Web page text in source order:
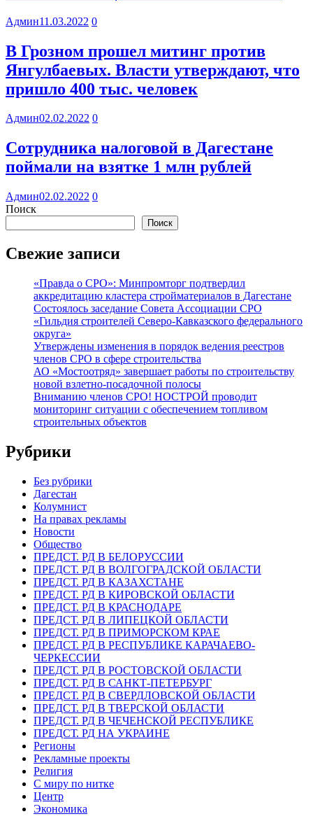
Админ11.03.2022 0
В Грозном прошел митинг против
Янгулбаевых. Власти утверждают, что
пришло 400 тыс. человек
Админ02.02.2022 0
Сотрудника налоговой в Дагестане
поймали на взятке 1 млн рублей
Админ02.02.2022 0
Поиск
Поиск
Свежие записи
«Правда о СРО»: Минпромторг подтвердил
аккредитацию кластера стройматериалов в Дагестане
Состоялось заседание Совета Ассоциации СРО
«Гильдия строителей Северо-Кавказского федерального
округа»
Утверждены изменения в порядок ведения реестров
членов СРО в сфере строительства
АО «Мостоотряд» завершает работы по строительству
новой взлетно-посадочной полосы
Вниманию членов СРО! НОСТРОЙ проводит
мониторинг ситуации с обеспечением топливом
строительных объектов
Рубрики
Без рубрики
Дагестан
Колумнист
На правах рекламы
Новости
Общество
ПРЕДСТ. РД В БЕЛОРУССИИ
ПРЕДСТ. РД В ВОЛГОГРАДСКОЙ ОБЛАСТИ
ПРЕДСТ. РД В КАЗАХСТАНЕ
ПРЕДСТ. РД В КИРОВСКОЙ ОБЛАСТИ
ПРЕДСТ. РД В КРАСНОДАРЕ
ПРЕДСТ. РД В ЛИПЕЦКОЙ ОБЛАСТИ
ПРЕДСТ. РД В ПРИМОРСКОМ КРАЕ
ПРЕДСТ. РД В РЕСПУБЛИКЕ КАРАЧАЕВО-
ЧЕРКЕССИИ
ПРЕДСТ. РД В РОСТОВСКОЙ ОБЛАСТИ
ПРЕДСТ. РД В САНКТ-ПЕТЕРБУРГ
ПРЕДСТ. РД В СВЕРДЛОВСКОЙ ОБЛАСТИ
ПРЕДСТ. РД В ТВЕРСКОЙ ОБЛАСТИ
ПРЕДСТ. РД В ЧЕЧЕНСКОЙ РЕСПУБЛИКЕ
ПРЕДСТ. РД НА УКРАИНЕ
Регионы
Рекламные проекты
Религия
С миру по нитке
Центр
Экономика